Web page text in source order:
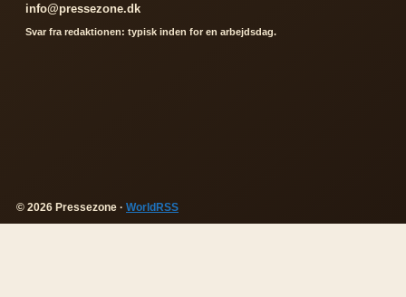
info@pressezone.dk
Svar fra redaktionen: typisk inden for en arbejdsdag.
© 2026 Pressezone · WorldRSS